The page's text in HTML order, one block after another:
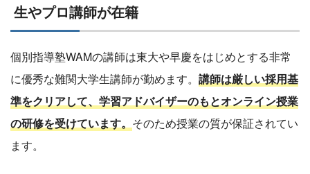
生やプロ講師が在籍
個別指導塾WAMの講師は東大や早慶をはじめとする非常
に優秀な難関大学生講師が勤めます。 講師は厳しい採用基
準をクリアして、学習アドバイザーのもとオンライン授業
の研修を受けています。 そのため授業の質が保証されてい
ます。